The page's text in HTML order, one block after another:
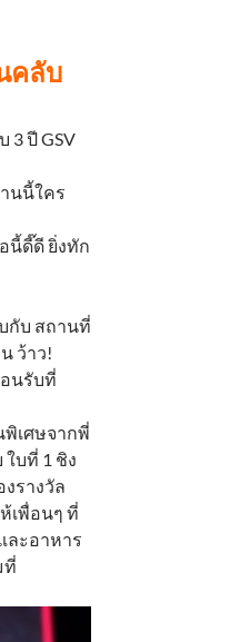
คลับ
3 ปี GSV
นนี้ใคร
นี้ดี๊ดี ยิ่งทัก
กับ สถานที่
ว้าว!
นรับที่
พิเศษจากพี่
บที่ 1 ชิง
งรางวัล
เพื่อนๆ ที่
ละอาหาร
ที่